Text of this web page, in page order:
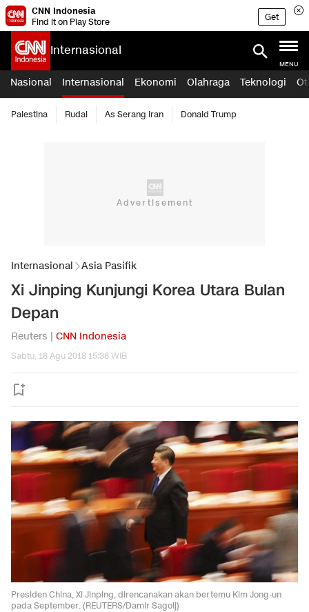
CNN Indonesia
Find it on Play Store
Get
Internasional
MENU
Nasional Internasional Ekonomi Olahraga Teknologi
Palestina Rudal As Serang Iran Donald Trump
Internasional Asia Pasifik
Xi Jinping Kunjungi Korea Utara Bulan
Depan
Reuters | CNN Indonesia
Sabtu, 18 Agu 2018 15:38 WIB
Presiden China, Xi Jinping, direncanakan akan bertemu Kim Jong-un
pada September. (REUTERS/Damir Sagolj)